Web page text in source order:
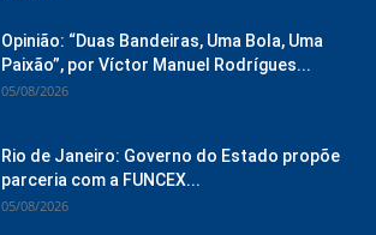
Opinião: “Duas Bandeiras, Uma Bola, Uma
Paixão”, por Víctor Manuel Rodrígues...
05/08/2026
Rio de Janeiro: Governo do Estado propõe
parceria com a FUNCEX...
05/08/2026